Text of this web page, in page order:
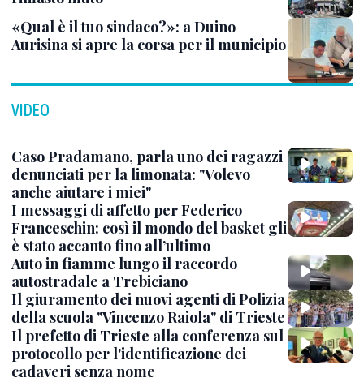
«Qual è il tuo sindaco?»: a Duino
Aurisina si apre la corsa per il municipio
VIDEO
Caso Pradamano, parla uno dei ragazzi
denunciati per la limonata: "Volevo
anche aiutare i miei"
I messaggi di affetto per Federico
Franceschin: così il mondo del basket gli
è stato accanto fino all’ultimo
Auto in fiamme lungo il raccordo
autostradale a Trebiciano
Il giuramento dei nuovi agenti di Polizia
della scuola "Vincenzo Raiola" di Trieste
Il prefetto di Trieste alla conferenza sul
protocollo per l'identificazione dei
cadaveri senza nome